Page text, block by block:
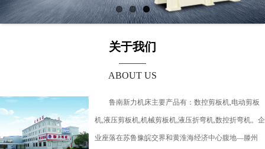
关于我们
ABOUT US
鲁南新力机床主要产品有：数控剪板机,电动剪板
机,液压剪板机,机械剪板机,液压折弯机,数控折弯机。企
业座落在苏鲁豫皖交界和黄淮海经济中心腹地—滕州